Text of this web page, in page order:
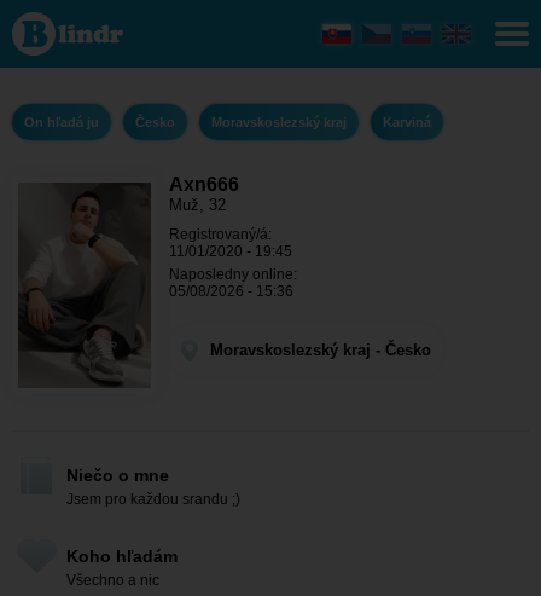
Axn666 - On
hľadá ju
Moravskoslezský
kraj - Karviná
On hľadá ju Česko Moravskoslezský kraj Karviná
Axn666
Muž, 32
Registrovaný/á:
11/01/2020 - 19:45
Naposledny online:
05/08/2026 - 15:36
Moravskoslezský kraj - Česko
Niečo o mne
Jsem pro každou srandu ;)
Koho hľadám
Všechno a nic